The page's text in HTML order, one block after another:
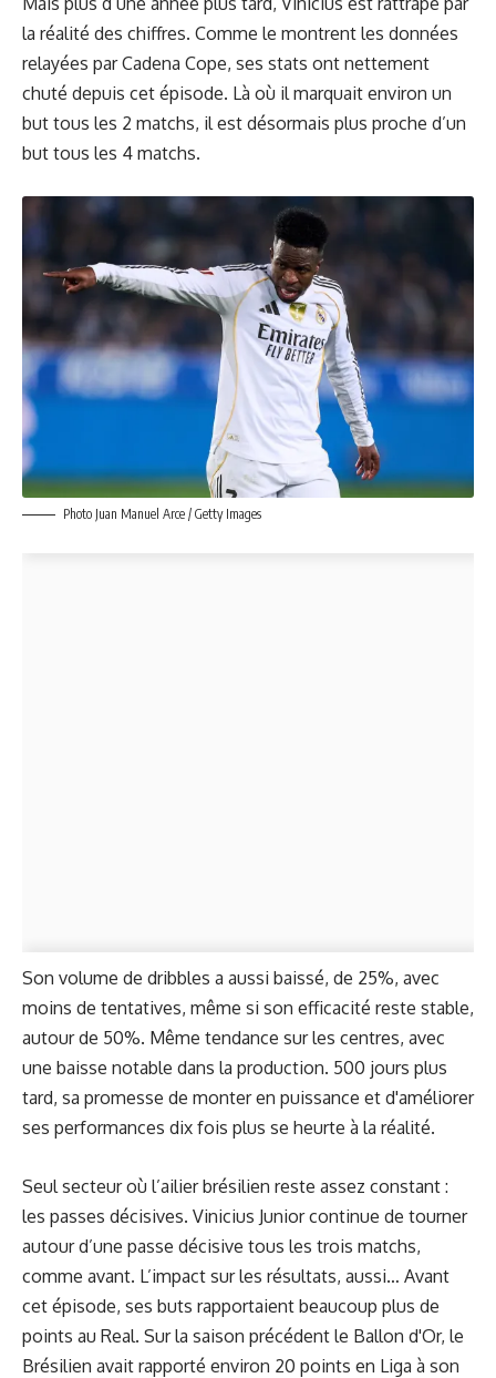
la réalité des chiffres. Comme le montrent les données
relayées par Cadena Cope, ses stats ont nettement
chuté depuis cet épisode. Là où il marquait environ un
but tous les 2 matchs, il est désormais plus proche d’un
but tous les 4 matchs.
Photo Juan Manuel Arce / Getty Images
Son volume de dribbles a aussi baissé, de 25%, avec
moins de tentatives, même si son efficacité reste stable,
autour de 50%. Même tendance sur les centres, avec
une baisse notable dans la production. 500 jours plus
tard, sa promesse de monter en puissance et d'améliorer
ses performances dix fois plus se heurte à la réalité.
Seul secteur où l’ailier brésilien reste assez constant :
les passes décisives. Vinicius Junior continue de tourner
autour d’une passe décisive tous les trois matchs,
comme avant. L’impact sur les résultats, aussi… Avant
cet épisode, ses buts rapportaient beaucoup plus de
points au Real. Sur la saison précédent le Ballon d'Or, le
Brésilien avait rapporté environ 20 points en Liga à son